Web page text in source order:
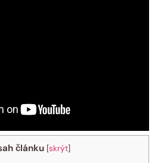
článku [skrýt]